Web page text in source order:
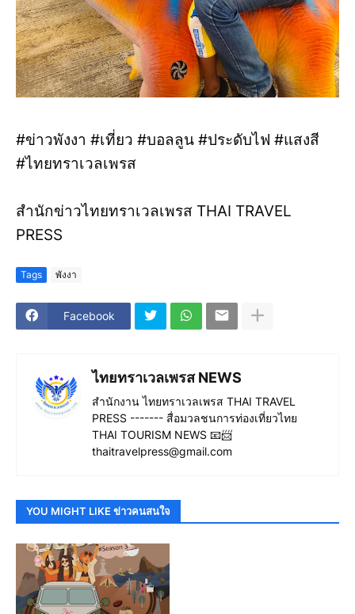
#ข่าวพังงา #เที่ยว #บอลลูน #ประดับไฟ #แสงสี
#ไทยทราเวลเพรส
สำนักข่าวไทยทราเวลเพรส THAI TRAVEL
PRESS
Tags พังงา
Facebook
ไทยทราเวลเพรส NEWS
สำนักงาน ไทยทราเวลเพรส THAI TRAVEL
PRESS ------- สื่อมวลชนการท่องเที่ยวไทย
THAI TOURISM NEWS 📧📨
thaitravelpress@gmail.com
YOU MIGHT LIKE ข่าวคนสนใจ